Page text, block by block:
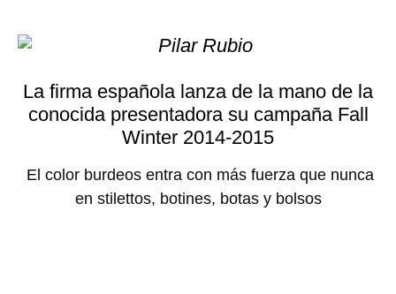
La firma española lanza de la mano de la
conocida presentadora su campaña Fall
Winter 2014-2015
El color burdeos entra con más fuerza que nunca
en stilettos, botines, botas y bolsos